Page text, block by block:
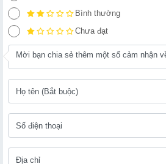
Bình thường
Chưa đạt